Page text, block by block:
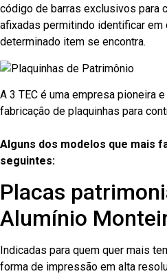
código de barras exclusivos para
afixadas permitindo identificar em
determinado item se encontra.
A 3 TEC é uma empresa pioneira
fabricação de plaquinhas para
Alguns dos modelos que mais
seguintes:
Placas
Alumínio
Indicadas para quem quer mais
forma de impressão em alta